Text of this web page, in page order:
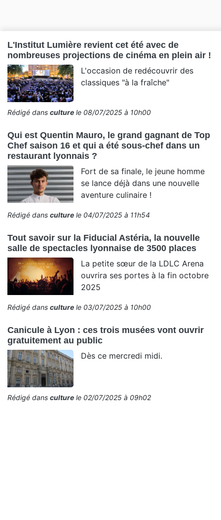
L'Institut Lumière revient cet été avec de
nombreuses projections de cinéma en plein air !
L'occasion de redécouvrir des
classiques "à la fraîche"
Rédigé dans culture le 08/07/2025 à 10h00
Qui est Quentin Mauro, le grand gagnant de Top
Chef saison 16 et qui a été sous-chef dans un
restaurant lyonnais ?
Fort de sa finale, le jeune homme
se lance déjà dans une nouvelle
aventure culinaire !
Rédigé dans culture le 04/07/2025 à 11h54
Tout savoir sur la Fiducial Astéria, la nouvelle
salle de spectacles lyonnaise de 3500 places
La petite sœur de la LDLC Arena
ouvrira ses portes à la fin octobre
2025
Rédigé dans culture le 03/07/2025 à 10h00
Canicule à Lyon : ces trois musées vont ouvrir
gratuitement au public
Dès ce mercredi midi.
Rédigé dans culture le 02/07/2025 à 09h02